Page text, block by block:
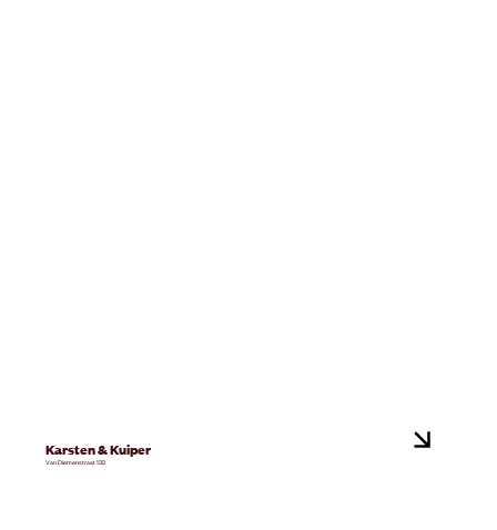
Karsten & Kuiper
Van Diemenstraat 132